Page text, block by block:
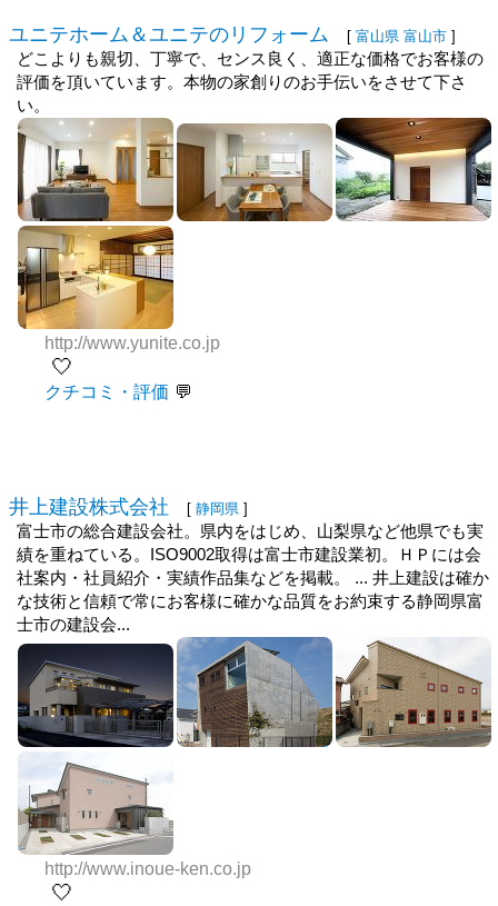
ユニテホーム＆ユニテのリフォーム [ 富山県 富山市 ]
どこよりも親切、丁寧で、センス良く、適正な価格でお客様の
評価を頂いています。本物の家創りのお手伝いをさせて下さ
い。
http://www.yunite.co.jp
🤍
クチコミ・評価
井上建設株式会社 [ 静岡県 ]
富士市の総合建設会社。県内をはじめ、山梨県など他県でも実
績を重ねている。ISO9002取得は富士市建設業初。ＨＰには会
社案内・社員紹介・実績作品集などを掲載。 ... 井上建設は確か
な技術と信頼で常にお客様に確かな品質をお約束する静岡県富
士市の建設会...
http://www.inoue-ken.co.jp
🤍